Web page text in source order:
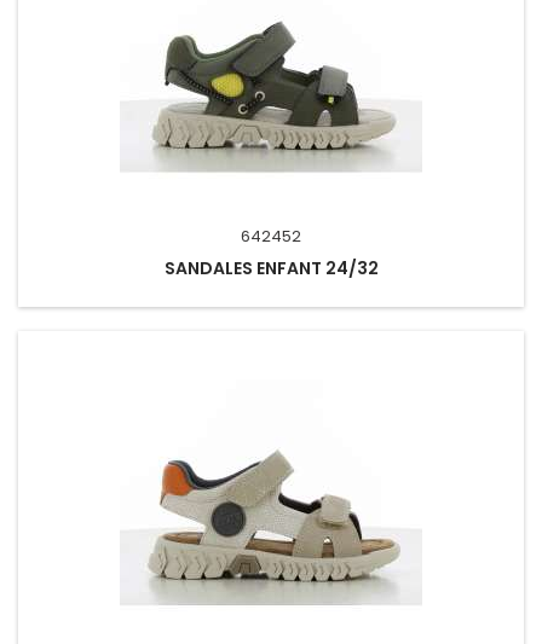
642452
SANDALES ENFANT 24/32